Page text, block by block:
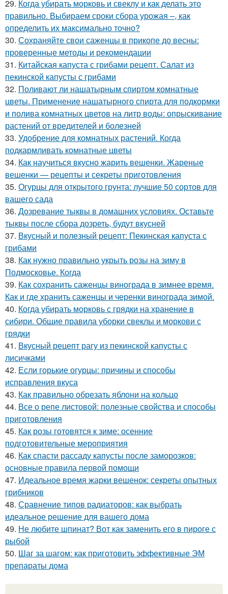
29. Когда убирать морковь и свеклу и как делать это
правильно. Выбираем сроки сбора урожая –, как
определить их максимально точно?
30. Сохраняйте свои саженцы в прикопе до весны:
проверенные методы и рекомендации
31. Китайская капуста с грибами рецепт. Салат из
пекинской капусты с грибами
32. Поливают ли нашатырным спиртом комнатные
цветы. Применение нашатырного спирта для подкормки
и полива комнатных цветов на литр воды: опрыскивание
растений от вредителей и болезней
33. Удобрение для комнатных растений. Когда
подкармливать комнатные цветы
34. Как научиться вкусно жарить вешенки. Жареные
вешенки — рецепты и секреты приготовления
35. Огурцы для открытого грунта: лучшие 50 сортов для
вашего сада
36. Дозревание тыквы в домашних условиях. Оставьте
тыквы после сбора дозреть, будут вкусней
37. Вкусный и полезный рецепт: Пекинская капуста с
грибами
38. Как нужно правильно укрыть розы на зиму в
Подмосковье. Когда
39. Как сохранить саженцы винограда в зимнее время.
Как и где хранить саженцы и черенки винограда зимой.
40. Когда убирать морковь с грядки на хранение в
сибири. Общие правила уборки свеклы и моркови с
грядки
41. Вкусный рецепт рагу из пекинской капусты с
лисичками
42. Если горькие огурцы: причины и способы
исправления вкуса
43. Как правильно обрезать яблони на кольцо
44. Все о репе листовой: полезные свойства и способы
приготовления
45. Как розы готовятся к зиме: осенние
подготовительные мероприятия
46. Как спасти рассаду капусты после заморозков:
основные правила первой помощи
47. Идеальное время жарки вешенок: секреты опытных
грибников
48. Сравнение типов радиаторов: как выбрать
идеальное решение для вашего дома
49. Не любите шпинат? Вот как заменить его в пироге с
рыбой
50. Шаг за шагом: как приготовить эффективные ЭМ
препараты дома